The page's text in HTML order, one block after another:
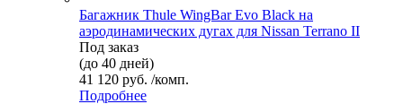
Багажник Thule WingBar Evo Black на
аэродинамических дугах для Nissan Terrano II
Под заказ
(до 40 дней)
41 120 руб. /комп.
Подробнее